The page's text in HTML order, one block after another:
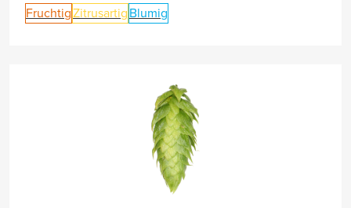
FruchtigZitrusartig Blumig